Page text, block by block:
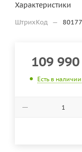
Характеристики
ШтрихКод —
109 990
Есть в наличии